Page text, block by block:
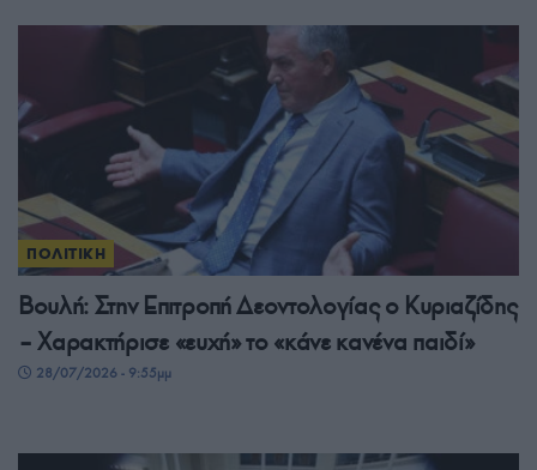
ΠΟΛΙΤΙΚΗ
Βουλή: Στην Επιτροπή Δεοντολογίας ο Κυριαζίδης
– Χαρακτήρισε «ευχή» το «κάνε κανένα παιδί»
28/07/2026 - 9:55μμ